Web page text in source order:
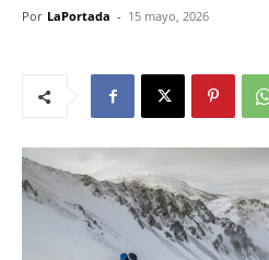
Por LaPortada - 15 mayo, 2026